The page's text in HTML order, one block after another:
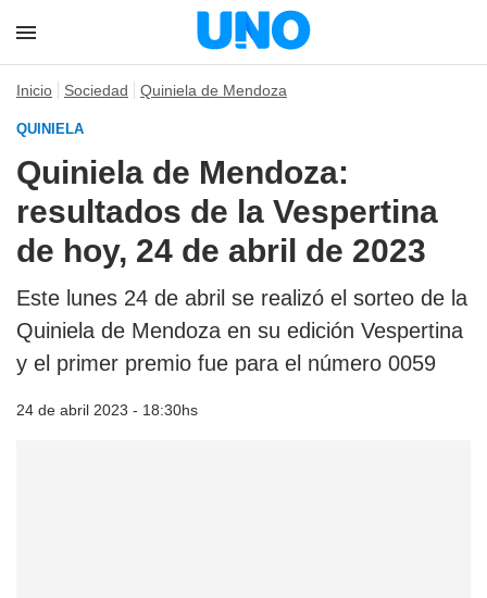
Inicio Sociedad Quiniela de Mendoza
QUINIELA
Quiniela de Mendoza:
resultados de la Vespertina
de hoy, 24 de abril de 2023
Este lunes 24 de abril se realizó el sorteo de la
Quiniela de Mendoza en su edición Vespertina
y el primer premio fue para el número 0059
24 de abril 2023 - 18:30hs